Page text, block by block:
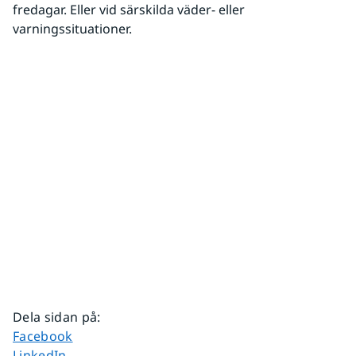
fredagar. Eller vid särskilda väder- eller
varningssituationer.
Dela sidan på:
Dela sidan på
Facebook